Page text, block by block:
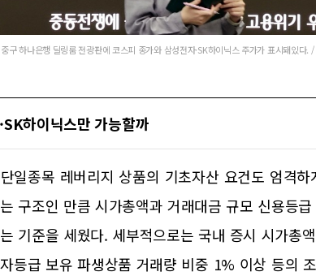
구 하나은행 딜링룸 전광판에 코스피 종가와 삼성전자·SK하이닉스 주가가 표시돼있다.
하이닉스만 가능할까
일종목 레버리지 상품의 기초자산 요건도 엄격
구조인 만큼 시가총액과 거래대금 규모 신용등
기준을 세웠다. 세부적으로는 국내 증시 시가총
등급 보유 파생상품 거래량 비중 1% 이상 등의